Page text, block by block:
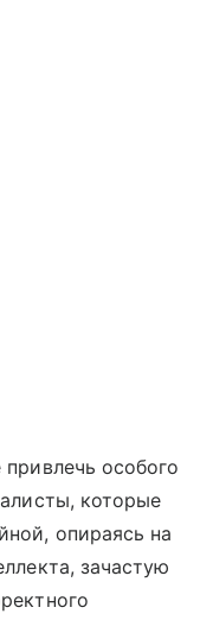
особого
которые
опираясь на
зачастую